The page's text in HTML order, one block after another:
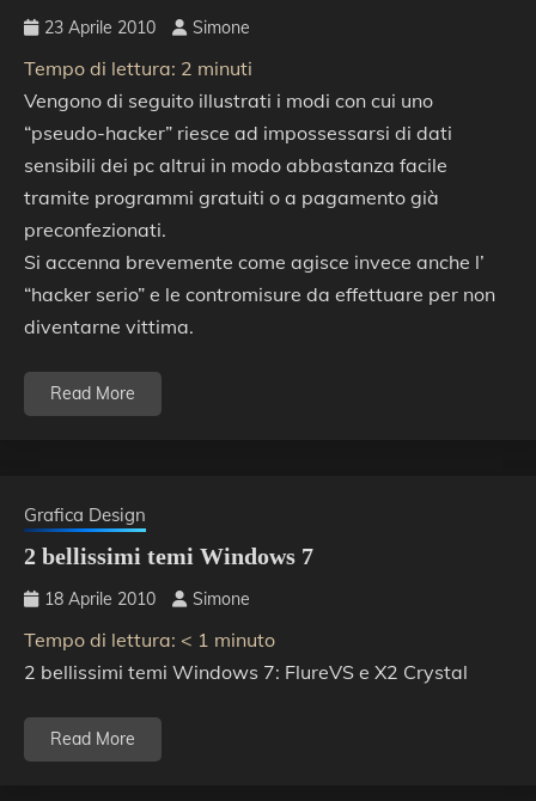
23 Aprile 2010 Simone
Tempo di lettura: 2 minuti
Vengono di seguito illustrati i modi con cui uno
“pseudo-hacker” riesce ad impossessarsi di dati
sensibili dei pc altrui in modo abbastanza facile
tramite programmi gratuiti o a pagamento già
preconfezionati.
Si accenna brevemente come agisce invece anche l’
“hacker serio” e le contromisure da effettuare per non
diventarne vittima.
Read More
Grafica Design
2 bellissimi temi Windows 7
18 Aprile 2010 Simone
Tempo di lettura: < 1 minuto
2 bellissimi temi Windows 7: FlureVS e X2 Crystal
Read More